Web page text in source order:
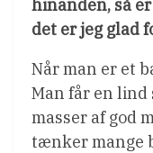
hinanden, så
det er jeg glad
Når man er et
Man får en lind
masser af god
tænker mange